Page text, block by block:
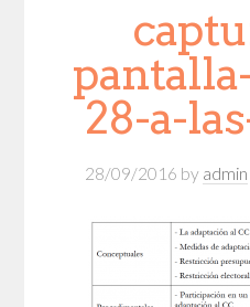
28-a-
28/09/2016 by admin